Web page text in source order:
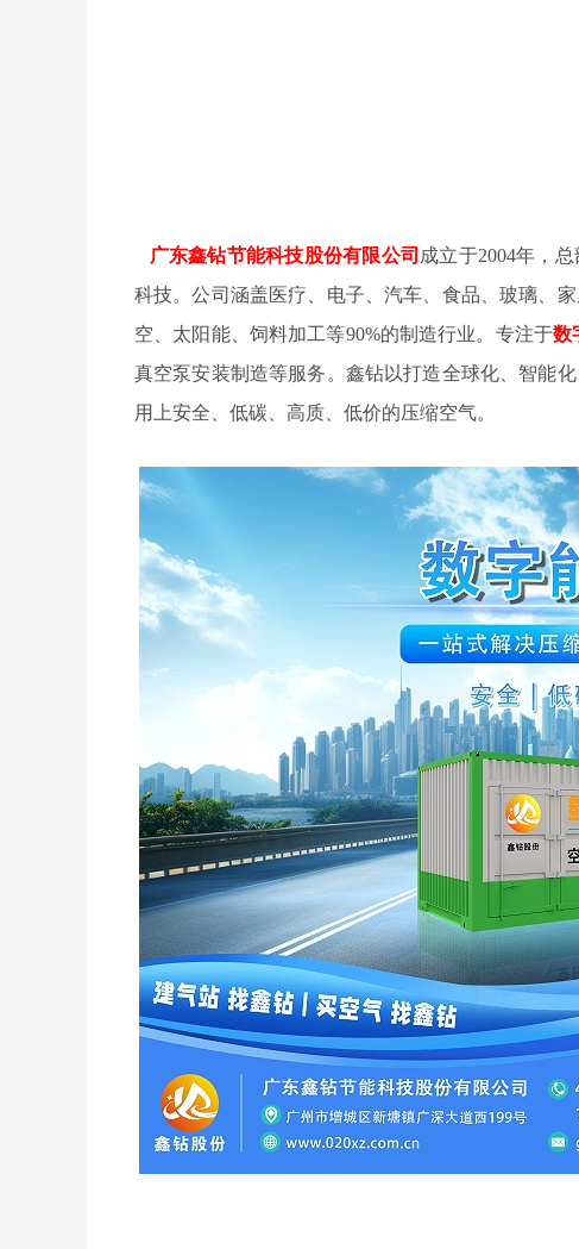
广东鑫钻节能科技股份有限公司 成立于2004年，
科技。公司涵盖医疗、电子、汽车、食品、玻璃、
空、太阳能、饲料加工等90%的制造行业。专注于数
真空泵安装制造等服务。鑫钻以打造全球化、智能
用上安全、低碳、高质、低价的压缩空气。